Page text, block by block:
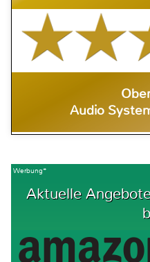
Audio
Werbung*
Aktuelle